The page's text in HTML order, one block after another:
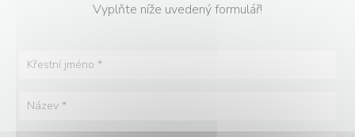
Vyplňte níže uvedený formulář!